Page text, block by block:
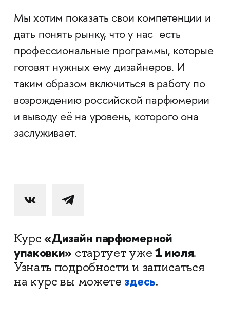
Мы хотим показать свои компетенции и
дать понять рынку, что у нас есть
профессиональные программы, которые
готовят нужных ему дизайнеров. И
таким образом включиться в работу по
возрождению российской парфюмерии
и выводу её на уровень, которого она
заслуживает.
Курс«Дизайн парфюмерной
упаковки» стартует уже 1 июля.
Узнать подробности и записаться
на курс вы можетездесь.